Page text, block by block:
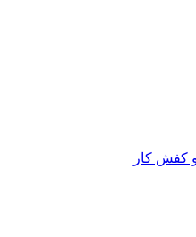
کفش کار